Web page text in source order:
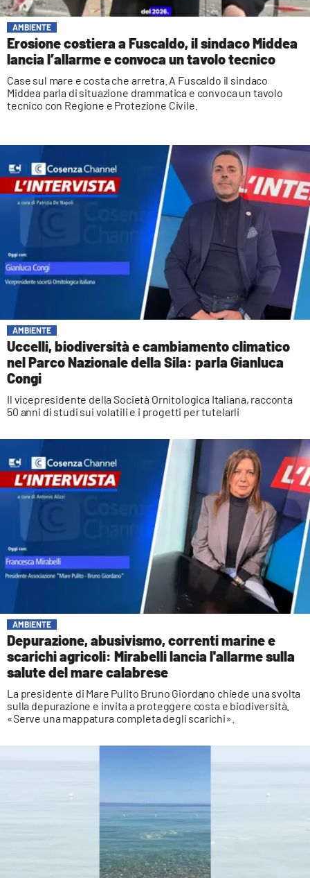
AMBIENTE
Erosione costiera a Fuscaldo, il sindaco Middea
lancia l’allarme e convoca un tavolo tecnico
Case sul mare e costa che arretra. A Fuscaldo il sindaco
Middea parla di situazione drammatica e convoca un tavolo
tecnico con Regione e Protezione Civile.
AMBIENTE
Uccelli, biodiversità e cambiamento climatico
nel Parco Nazionale della Sila: parla Gianluca
Congi
Il vicepresidente della Società Ornitologica Italiana, racconta
50 anni di studi sui volatili e i progetti per tutelarli
AMBIENTE
Depurazione, abusivismo, correnti marine e
scarichi agricoli: Mirabelli lancia l'allarme sulla
salute del mare calabrese
La presidente di Mare Pulito Bruno Giordano chiede una svolta
sulla depurazione e invita a proteggere costa e biodiversità.
«Serve una mappatura completa degli scarichi».